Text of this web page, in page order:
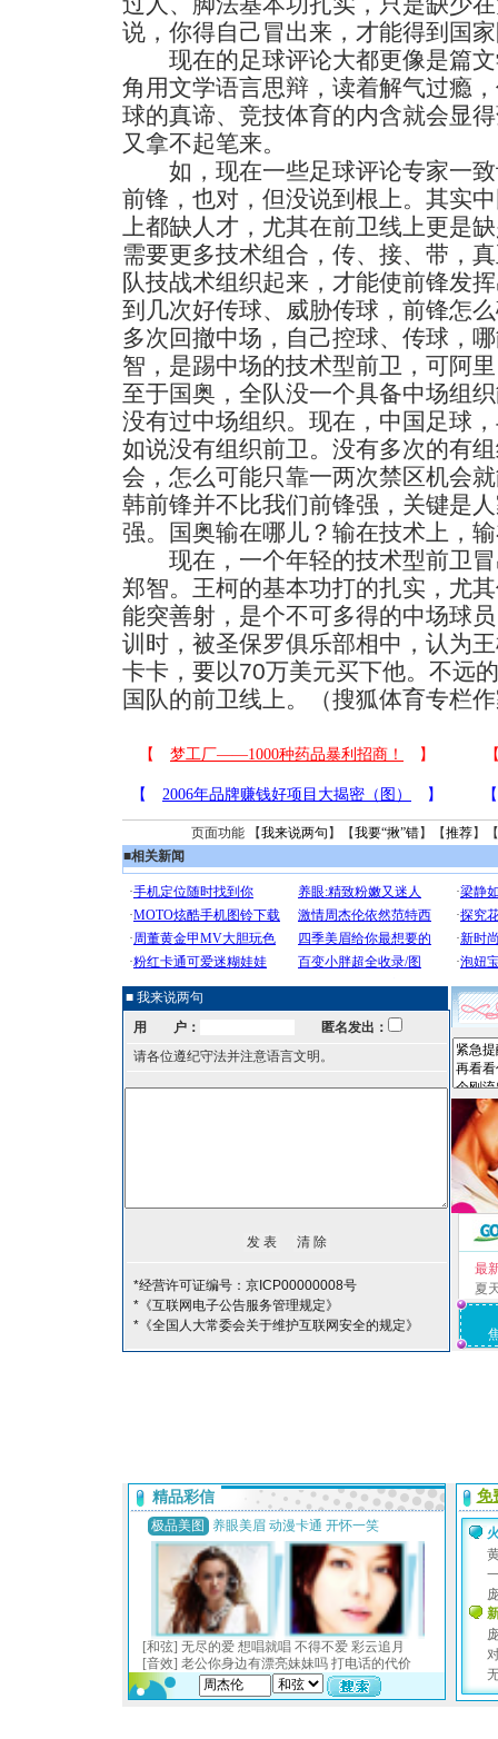
说，你得自己冒出来，才能得到国
现在的足球评论大都更像是篇文
角用文学语言思辩，读着解气过瘾
球的真谛、竞技体育的内含就会显
又拿不起笔来。
如，现在一些足球评论专家一致
前锋，也对，但没说到根上。其实
上都缺人才，尤其在前卫线上更是
需要更多技术组合，传、接、带，
队技战术组织起来，才能使前锋发
到几次好传球、威胁传球，前锋怎
多次回撤中场，自己控球、传球，
智，是踢中场的技术型前卫，可阿
至于国奥，全队没一个具备中场组
没有过中场组织。现在，中国足球
如说没有组织前卫。没有多次的有
会，怎么可能只靠一两次禁区机会
韩前锋并不比我们前锋强，关键是
强。国奥输在哪儿？输在技术上，
现在，一个年轻的技术型前卫冒
郑智。王柯的基本功打的扎实，尤
能突善射，是个不可多得的中场球
训时，被圣保罗俱乐部相中，认为
卡卡，要以70万美元买下他。不远
国队的前卫线上。（搜狐体育专栏
页面功能 【我来说两句 】【我要“揪”错】【推荐】
■相关新闻
■ 我来说两句
用 户：
匿名发出：
请各位遵纪守法并注意语言文明。
*经营许可证编号：京ICP00000008号
*《互联网电子公告服务管理规定》
*《全国人大常委会关于维护互联网安全的规定》
最
夏